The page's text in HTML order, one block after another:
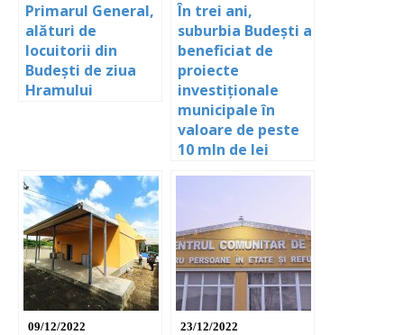
Primarul General,
alături de
locuitorii din
Budești de ziua
Hramului
În trei ani,
suburbia Budești a
beneficiat de
proiecte
investiționale
municipale în
valoare de peste
10 mln de lei
09/12/2022 23/12/2022